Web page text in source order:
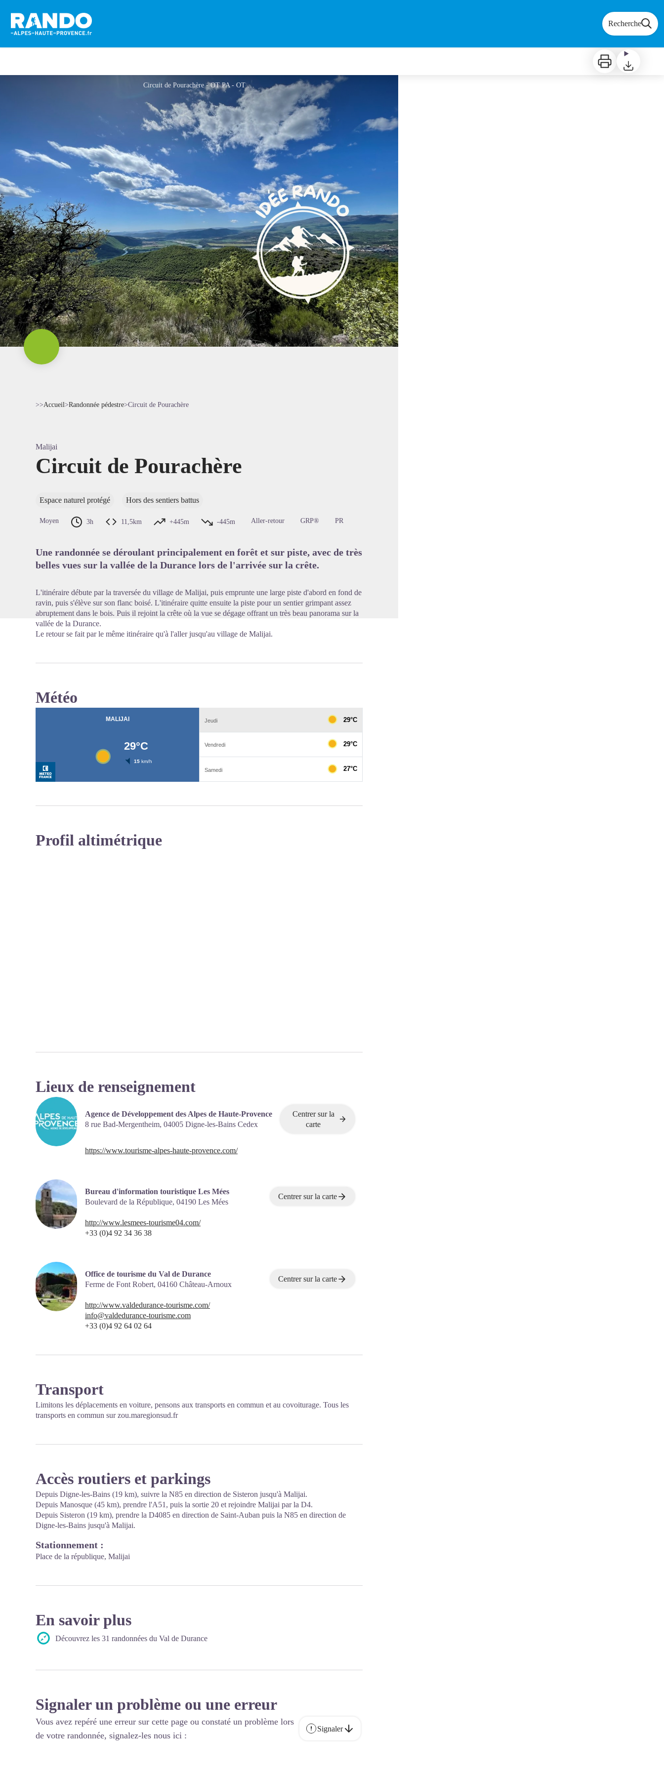
Recherche
Imprimer Télécharger
Circuit de Pourachère - OT PA - OT PA
>>Accueil>Randonnée pédestre>Circuit de Pourachère
Malijai
Circuit de Pourachère
Espace naturel protégé Hors des sentiers battus
Moyen 3h 11,5km +445m -445m Aller-retour GRP® PR
Une randonnée se déroulant principalement en forêt et sur piste, avec de très
belles vues sur la vallée de la Durance lors de l'arrivée sur la crête.
L'itinéraire débute par la traversée du village de Malijai, puis emprunte une large piste d'abord en fond de
ravin, puis s'élève sur son flanc boisé. L'itinéraire quitte ensuite la piste pour un sentier grimpant assez
abruptement dans le bois. Puis il rejoint la crête où la vue se dégage offrant un très beau panorama sur la
vallée de la Durance.
Le retour se fait par le même itinéraire qu'à l'aller jusqu'au village de Malijai.
Météo
Profil altimétrique
Lieux de renseignement
Agence de Développement des Alpes de Haute-Provence
8 rue Bad-Mergentheim, 04005 Digne-les-Bains Cedex
Centrer sur la
carte
https://www.tourisme-alpes-haute-provence.com/
Bureau d'information touristique Les Mées
Boulevard de la République, 04190 Les Mées
Centrer sur la carte
http://www.lesmees-tourisme04.com/
+33 (0)4 92 34 36 38
Office de tourisme du Val de Durance
Ferme de Font Robert, 04160 Château-Arnoux
Centrer sur la carte
http://www.valdedurance-tourisme.com/
info@valdedurance-tourisme.com
+33 (0)4 92 64 02 64
Transport
Limitons les déplacements en voiture, pensons aux transports en commun et au covoiturage. Tous les
transports en commun surzou.maregionsud.fr
Accès routiers et parkings
Depuis Digne-les-Bains (19 km), suivre la N85 en direction de Sisteron jusqu'à Malijai.
Depuis Manosque (45 km), prendre l'A51, puis la sortie 20 et rejoindre Malijai par la D4.
Depuis Sisteron (19 km), prendre la D4085 en direction de Saint-Auban puis la N85 en direction de
Digne-les-Bains jusqu'à Malijai.
Stationnement :
Place de la république, Malijai
En savoir plus
Découvrez les 31 randonnées du Val de Durance
Signaler un problème ou une erreur
Vous avez repéré une erreur sur cette page ou constaté un problème lors
de votre randonnée, signalez-les nous ici :
Signaler